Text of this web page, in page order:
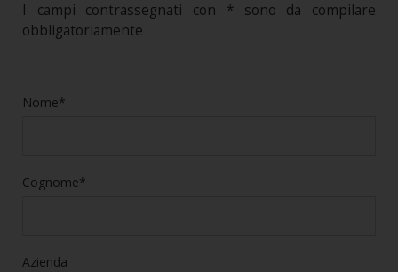
I campi contrassegnati con * sono da compilare
obbligatoriamente
Nome*
Cognome*
Azienda